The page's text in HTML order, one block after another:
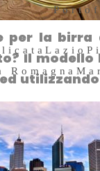
Lazio
Romagna
per la
Il